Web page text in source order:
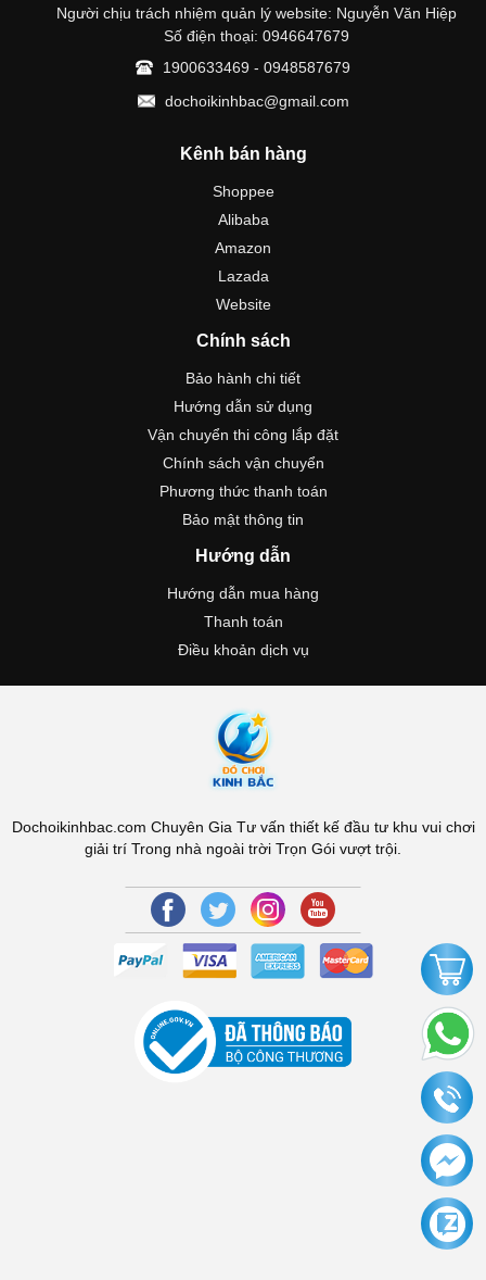
Người chịu trách nhiệm quản lý website: Nguyễn Văn Hiệp
Số điện thoại: 0946647679
1900633469 - 0948587679
dochoikinhbac@gmail.com
Kênh bán hàng
Shoppee
Alibaba
Amazon
Lazada
Website
Chính sách
Bảo hành chi tiết
Hướng dẫn sử dụng
Vận chuyển thi công lắp đặt
Chính sách vận chuyển
Phương thức thanh toán
Bảo mật thông tin
Hướng dẫn
Hướng dẫn mua hàng
Thanh toán
Điều khoản dịch vụ
Dochoikinhbac.com Chuyên Gia Tư vấn thiết kế đầu tư khu vui chơi
giải trí Trong nhà ngoài trời Trọn Gói vượt trội.